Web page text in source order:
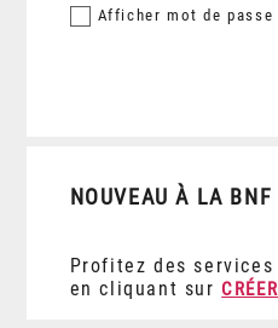
Afficher mot de passe
NOUVEAU À LA BNF
Profitez des
en cliquant sur